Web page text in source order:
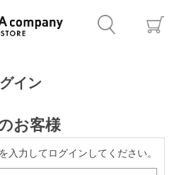
イン
お客様
入力してログインしてください。